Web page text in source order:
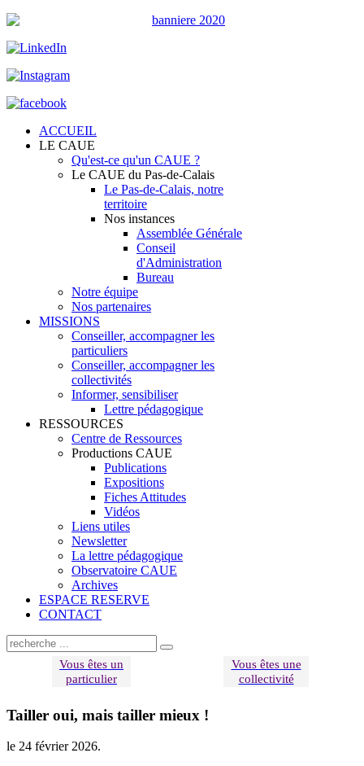
ACCUEIL
LE CAUE
Qu'est-ce qu'un CAUE ?
Le CAUE du Pas-de-Calais
Le Pas-de-Calais, notre
territoire
Nos instances
Assemblée Générale
Conseil
d'Administration
Bureau
Notre équipe
Nos partenaires
MISSIONS
Conseiller, accompagner les
particuliers
Conseiller, accompagner les
collectivités
Informer, sensibiliser
Lettre pédagogique
RESSOURCES
Centre de Ressources
Productions CAUE
Publications
Expositions
Fiches Attitudes
Vidéos
Liens utiles
Newsletter
La lettre pédagogique
Observatoire CAUE
Archives
ESPACE RESERVE
CONTACT
Vous êtes un
particulier
Vous êtes une
collectivité
Tailler oui, mais tailler mieux !
le 24 février 2026.